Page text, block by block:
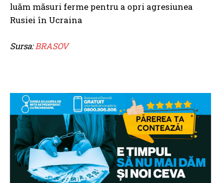
luăm măsuri ferme pentru a opri agresiunea
Rusiei în Ucraina
Sursa:BRASOV